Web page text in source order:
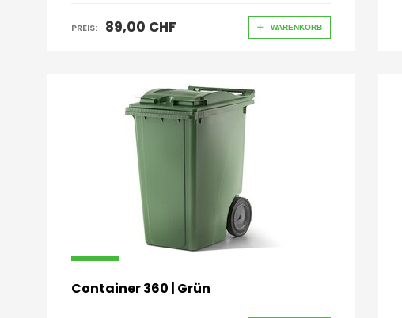
PREIS: 89,00 CHF WARENKORB
Container 360 | Grün